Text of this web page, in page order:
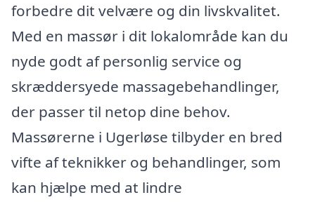
forbedre dit velvære og din livskvalitet.
Med en massør i dit lokalområde kan du
nyde godt af personlig service og
skræddersyede massagebehandlinger,
der passer til netop dine behov.
Massørerne i Ugerløse tilbyder en bred
vifte af teknikker og behandlinger, som
kan hjælpe med at lindre